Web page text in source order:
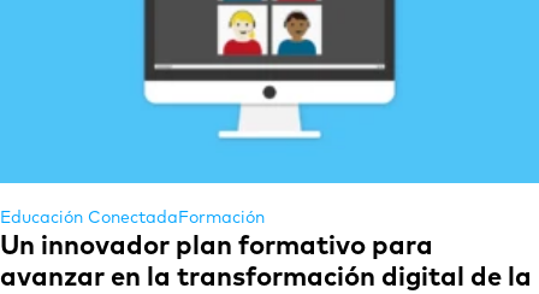
Educación Conectada Formación
Un innovador plan formativo para
avanzar en la transformación digital de la